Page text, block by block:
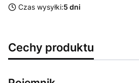
Czas wysyłki:5 dni
Cechy produktu